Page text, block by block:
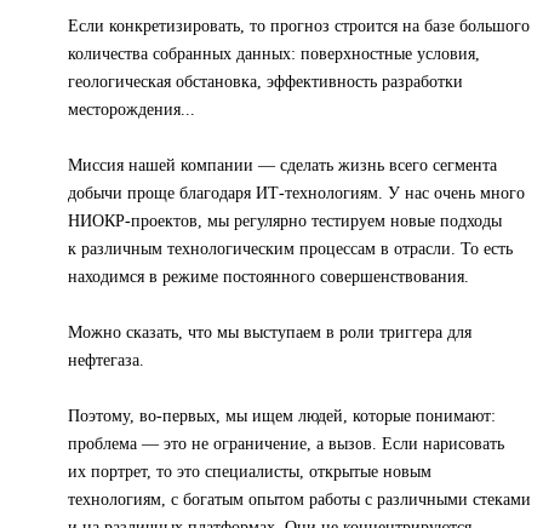
Если конкретизировать, то прогноз строится на базе большого
количества собранных данных: поверхностные условия,
геологическая обстановка, эффективность разработки
месторождения...
Миссия нашей компании — сделать жизнь всего сегмента
добычи проще благодаря ИТ-технологиям. У нас очень много
НИОКР-проектов, мы регулярно тестируем новые подходы
к различным технологическим процессам в отрасли. То есть
находимся в режиме постоянного совершенствования.
Можно сказать, что мы выступаем в роли триггера для
нефтегаза.
Поэтому, во-первых, мы ищем людей, которые понимают:
проблема — это не ограничение, а вызов. Если нарисовать
их портрет, то это специалисты, открытые новым
технологиям, с богатым опытом работы с различными стеками